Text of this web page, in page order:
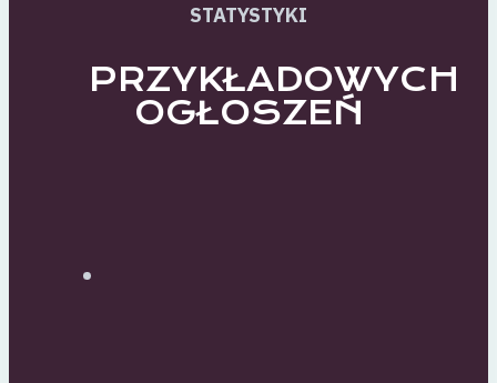
STATYSTYKI
PRZYKŁADOWYCH
OGŁOSZEŃ